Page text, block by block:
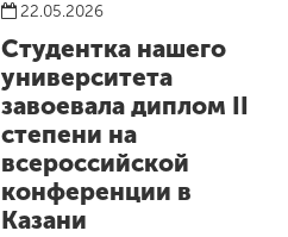
22.05.2026
Студентка нашего
университета
завоевала диплом II
степени на
всероссийской
конференции в
Казани